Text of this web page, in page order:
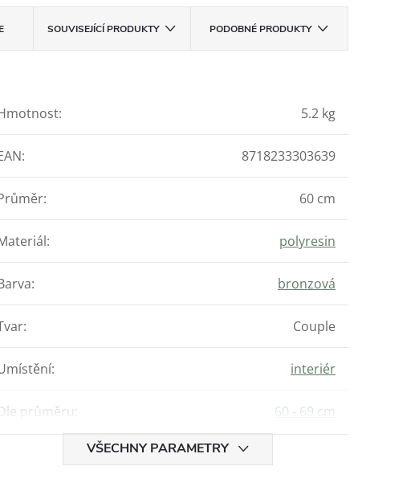
SOUVISEJÍCÍ PRODUKTY PODOBNÉ PRODUKTY
: 5.2 kg
: 8718233303639
: 60 cm
: polyresin
: bronzová
: Couple
: interiér
průměru: 60 - 69 cm
VŠECHNY PARAMETRY